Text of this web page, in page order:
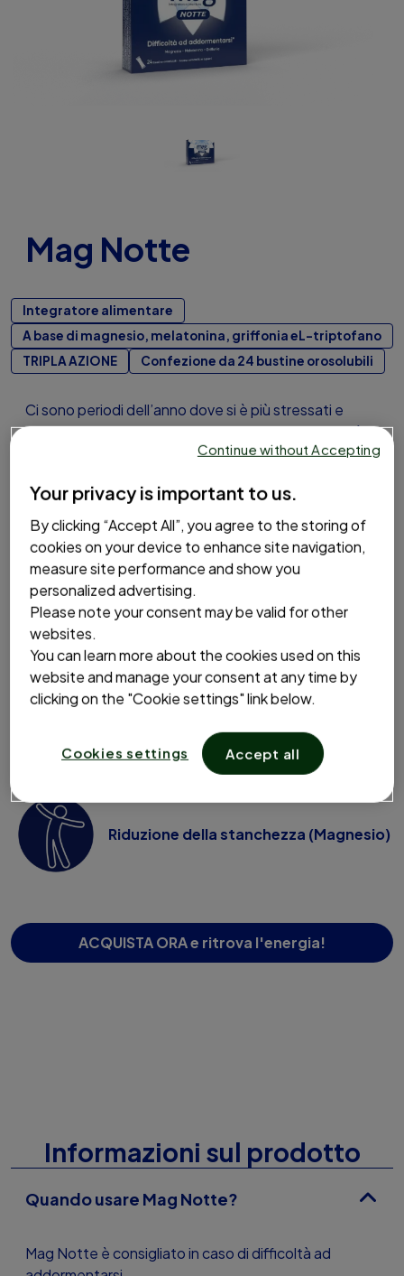
Dove Comprare
Mag Notte
Integratore alimentare
A base di magnesio, melatonina, griffonia eL-triptofano
TRIPLA AZIONE
Confezione da 24 bustine orosolubili
Ci sono periodi dell’anno dove si è più stressati e
sovra pensiero, questo potrebbe causare difficoltà a
conciliare il sonno. Per questo esiste Mag Notte, che
Magnesioa quelle dellamelatonina , che aiuta a
ridurre il tempo necessario ad addormentarsi, e della
griffonia, ricca intriptofano, che aiuta il
rilassamento ed il benessere mentale.
addormentarsi (Melatonina)
Rilassamento e qualità del sonno
(Griffonia)
Riduzione della stanchezza (Magnesio)
ACQUISTA ORA e ritrova l'energia!
Informazioni sul prodotto
Quando usare Mag Notte?
Mag Notte è consigliato in caso di difficoltà ad
Your privacy is important to us.
By clicking “Accept All”, you agree to the storing of
cookies on your device to enhance site navigation,
measure site performance and show you
personalized advertising.
Please note your consent may be valid for other
websites.
You can learn more about the cookies used on this
website and manage your consent at any time by
clicking on the "Cookie settings" link below.
Cookies settings Accept all
Continue without Accepting